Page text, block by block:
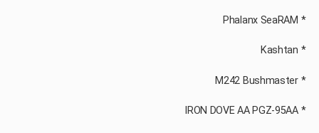
‏ * Phalanx SeaRAM
‏ * Kashtan
‏ * M242 Bushmaster
‏ * IRON DOVE AA PGZ-95AA